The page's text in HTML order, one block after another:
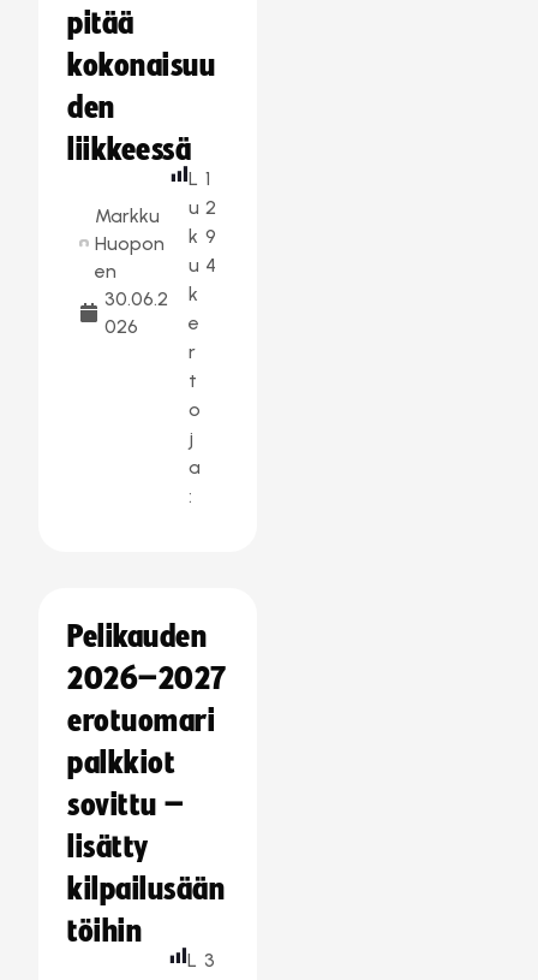
pitää
kokonaisuu
den
liikkeessä
Markku
Huopon
en
30.06.2
026
L
u
k
u
k
e
r
t
o
j
a
:
1
2
9
4
Pelikauden
2026–2027
erotuomari
palkkiot
sovittu –
lisätty
kilpailusään
töihin
L 3